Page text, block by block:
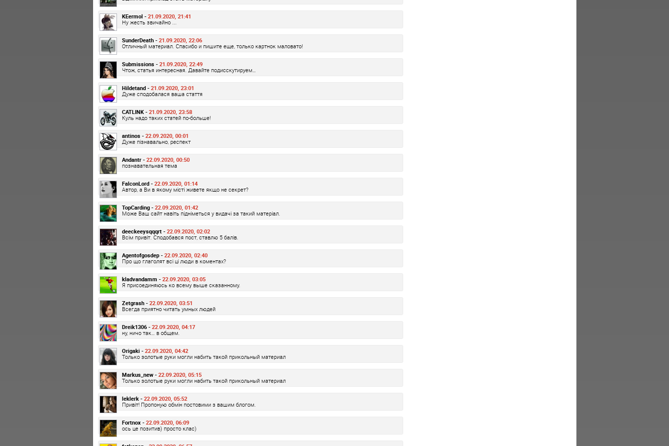
KEermol - 21.09.2020, 21:41
Ну жесть звичайно ...
SunderDeath - 21.09.2020, 22:06
Отличный материал. Спасибо и пишите еще, только картнок маловато!
Submissions - 21.09.2020, 22:49
Чтож, статья интересная. Давайте подисскутируем…
Hildetand - 21.09.2020, 23:01
Дуже сподобалася ваша стаття
CATLINK - 21.09.2020, 23:58
Куль надо таких статей по-больше!
antinos - 22.09.2020, 00:01
Дуже пізнавально, респект
Andantr - 22.09.2020, 00:50
познавательная тема
FalconLord - 22.09.2020, 01:14
Автор, а Ви в якому місті живете якщо не секрет?
TopCarding - 22.09.2020, 01:42
Може Ваш сайт навіть підніметься у видачі за такий матеріал.
deeckeeysqqqrt - 22.09.2020, 02:02
Всім привіт. Сподобався пост, ставлю 5 балів.
Agentofgosdep - 22.09.2020, 02:40
Про що глаголят всі ці люди в коментах?
kladvandamm - 22.09.2020, 03:05
Я присоединяюсь ко всему выше сказанному.
Zetgrash - 22.09.2020, 03:51
Всегда приятно читать умных людей
Dreik1306 - 22.09.2020, 04:17
ну, ничо так… в общем.
Origaki - 22.09.2020, 04:42
Только золотые руки могли набить такой прикольный материал
Markus_new - 22.09.2020, 05:15
Только золотые руки могли набить такой прикольный материал
leklerk - 22.09.2020, 05:52
Привіт! Пропоную обмін постовими з вашим блогом.
Fortnox - 22.09.2020, 06:09
ось це позитив) просто клас)